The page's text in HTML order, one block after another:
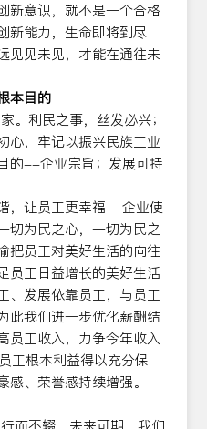
新意识，就不是一个合格
新能力，生命即将到尽
见见未见，才能在通往未
本目的
利民之事，丝发必兴；
心，牢记以振兴民族工业
的--企业宗旨；发展可持
，让员工更幸福--企业使
切为民之心，一切为民之
把员工对美好生活的向往
员工日益增长的美好生活
、发展依靠员工，与员工
此我们进一步优化薪酬结
员工收入，力争今年收入
工根本利益得以充分保
、荣誉感持续增强。